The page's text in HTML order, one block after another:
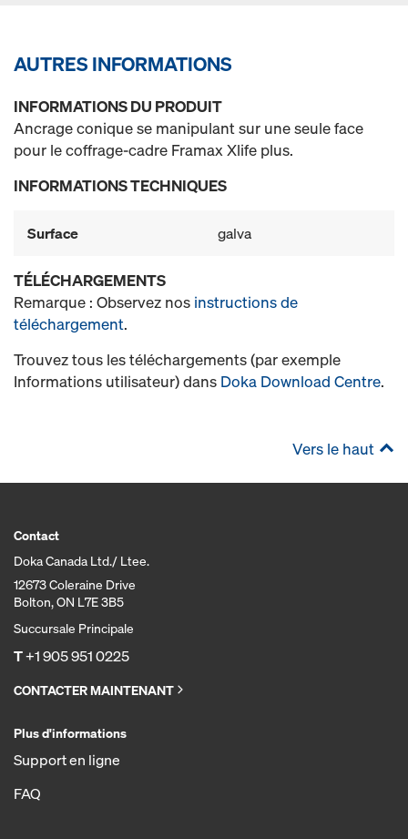
AUTRES INFORMATIONS
INFORMATIONS DU PRODUIT
Ancrage conique se manipulant sur une seule face
pour le coffrage-cadre Framax Xlife plus.
INFORMATIONS TECHNIQUES
Surface galva
TÉLÉCHARGEMENTS
Remarque : Observez nos instructions de
téléchargement.
Trouvez tous les téléchargements (par exemple
Informations utilisateur) dans Doka Download Centre.
Vers le haut
Contact
Doka Canada Ltd./ Ltee.
12673 Coleraine Drive
Bolton, ON L7E 3B5
Succursale Principale
T+1 905 951 0225
CONTACTER MAINTENANT
Plus d'informations
Support en ligne
FAQ